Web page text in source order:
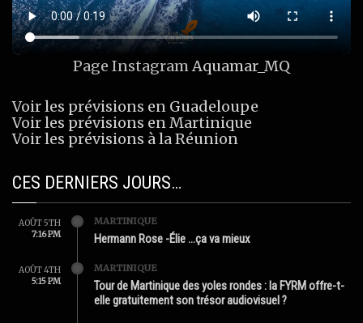
Page InstagramAquamar_MQ
Voir les prévisions en Guadeloupe
Voir les prévisions en Martinique
Voir les prévisions à la Réunion
CES DERNIERS JOURS…
AOÛT 5TH
7:16 PM
MARTINIQUE
Hermann Rose -Élie …ça va mieux
AOÛT 4TH
5:15 PM
MARTINIQUE
Tour de Martinique des yoles rondes : la FYRM offre-t-
elle gratuitement son trésor audiovisuel ?